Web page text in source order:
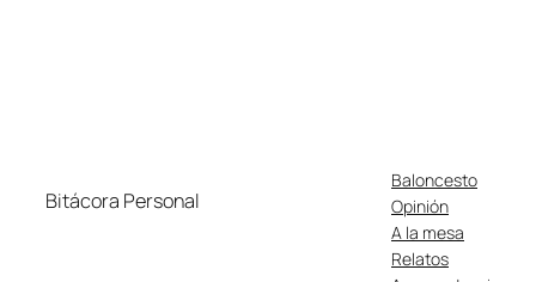
Bitácora Personal
Baloncesto
Opinión
A la mesa
Relatos